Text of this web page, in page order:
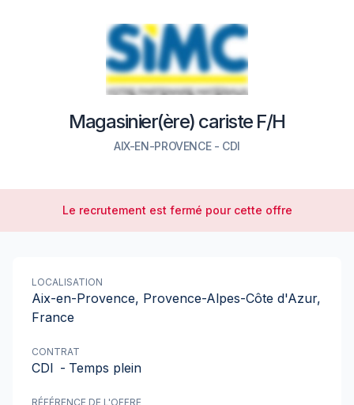
Magasinier(ère) cariste F/H
AIX-EN-PROVENCE - CDI
Le recrutement est fermé pour cette offre
LOCALISATION
Aix-en-Provence, Provence-Alpes-Côte d'Azur,
France
CONTRAT
CDI - Temps plein
RÉFÉRENCE DE L'OFFRE